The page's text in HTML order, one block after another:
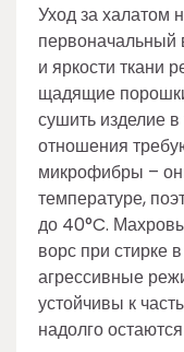
Уход за халатом
первоначальный
и яркости ткани
щадящие
сушить изделие
отношения
микрофибры –
температуре,
до 40°C.
ворс при стирке
агрессивные
устойчивы к
надолго